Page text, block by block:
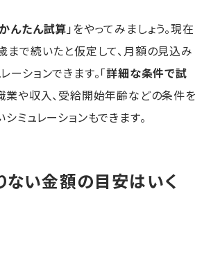
かんたん試算 」をやってみましょう。現在
で続いたと仮定して、月額の見込み
ーションできます。「詳細な条件で試
業や収入、受給開始年齢などの条件を
ミュレーションもできます。
ない金額の目安はいく